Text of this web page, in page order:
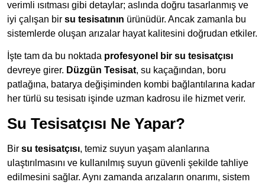
verimli ısıtması gibi detaylar; aslında doğru tasarlanmış ve
iyi çalışan bir su tesisatının ürünüdür. Ancak zamanla bu
sistemlerde oluşan arızalar hayat kalitesini doğrudan etkiler.
İşte tam da bu noktada profesyonel bir su tesisatçısı
devreye girer. Düzgün Tesisat, su kaçağından, boru
patlağına, batarya değişiminden kombi bağlantılarına kadar
her türlü su tesisatı işinde uzman kadrosu ile hizmet verir.
Su Tesisatçısı Ne Yapar?
Bir su tesisatçısı, temiz suyun yaşam alanlarına
ulaştırılmasını ve kullanılmış suyun güvenli şekilde tahliye
edilmesini sağlar. Aynı zamanda arızaların onarımı, sistem